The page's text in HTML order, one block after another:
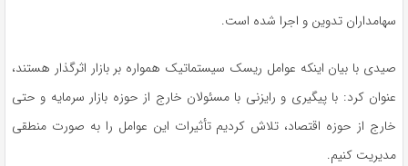
سهامداران تدوین و اجرا شده است.
صیدی با بیان اینکه عوامل ریسک سیستماتیک همواره بر بازار اثرگذار هستند،
عنوان کرد: با پیگیری و رایزنی با مسئولان خارج از حوزه بازار سرمایه و حتی
خارج از حوزه اقتصاد، تلاش کردیم تأثیرات این عوامل را به‌ صورت منطقی
مدیریت کنیم.